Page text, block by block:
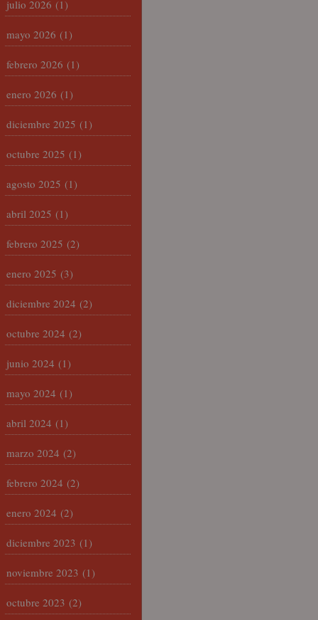
julio 2026 (1)
mayo 2026 (1)
febrero 2026 (1)
enero 2026 (1)
diciembre 2025 (1)
octubre 2025 (1)
agosto 2025 (1)
abril 2025 (1)
febrero 2025 (2)
enero 2025 (3)
diciembre 2024 (2)
octubre 2024 (2)
junio 2024 (1)
mayo 2024 (1)
abril 2024 (1)
marzo 2024 (2)
febrero 2024 (2)
enero 2024 (2)
diciembre 2023 (1)
noviembre 2023 (1)
octubre 2023 (2)